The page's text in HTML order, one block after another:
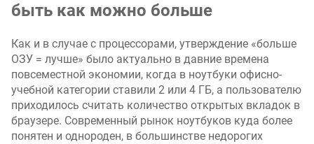
быть как можно больше
Как и в случае с процессорами, утверждение «больше
ОЗУ = лучше» было актуально в давние времена
повсеместной экономии, когда в ноутбуки офисно-
учебной категории ставили 2 или 4 ГБ, а пользователю
приходилось считать количество открытых вкладок в
браузере. Современный рынок ноутбуков куда более
понятен и однороден, в большинстве недорогих